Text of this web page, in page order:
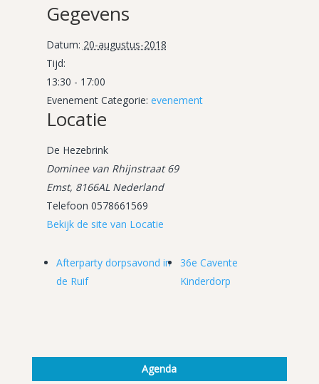
Gegevens
Datum: 20-augustus-2018
Tijd:
13:30 - 17:00
Evenement Categorie: evenement
Locatie
De Hezebrink
Dominee van Rhijnstraat 69
Emst, 8166AL Nederland
Telefoon 0578661569
Bekijk de site van Locatie
Afterparty dorpsavond in
de Ruif
36e Cavente
Kinderdorp
Agenda